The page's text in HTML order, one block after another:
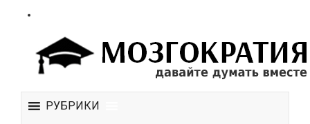
РУБРИКИ